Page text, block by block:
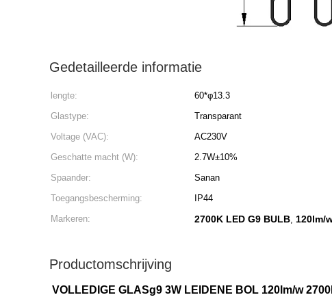
Gedetailleerde informatie
lengte: 60*φ13.3
Glastype:
Transparant
Voltage (VAC):
AC230V
Geschatte macht (W):
2.7W±10%
Spaander:
Sanan
Toegangsbescherming:
IP44
Markeren:
2700K LED G9 BULB, 120lm/
Productomschrijving
VOLLEDIGE GLASg9 3W LEIDENE BOL 120lm/w